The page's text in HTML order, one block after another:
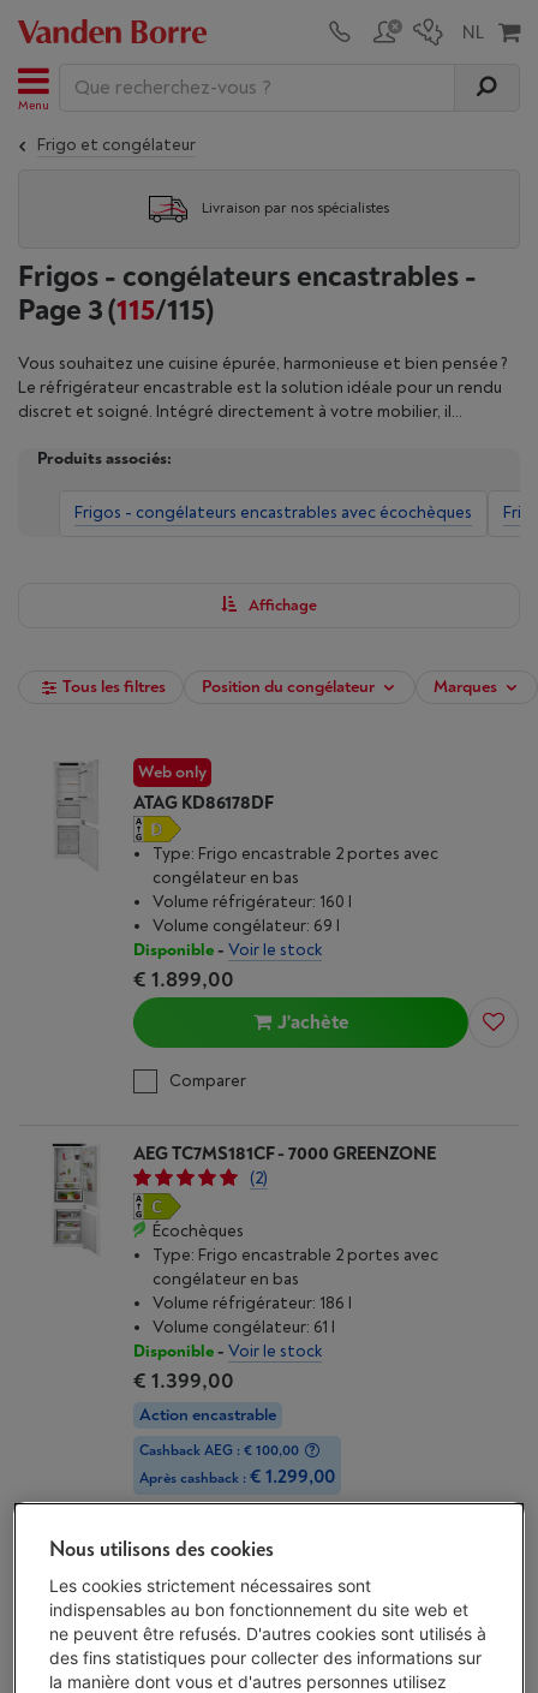
Menu
Frigo et congélateur
Livraison par nos spécialistes
Frigos - congélateurs encastrables -
Page 3(115/115)
Vous souhaitez une cuisine épurée, harmonieuse et bien pensée ?
Le réfrigérateur encastrable est la solution idéale pour un rendu
discret et soigné. Intégré directement à votre mobilier, il
technologies innovantes, nos modèles offrent des fonctions
température ou encore le froid ventilé pour une meilleure
conservation. Certains appareils disposent aussi d’un éclairage
maintenant, votre frigo encastrable chez Vanden Borre.
Produits associés:
Frigos - congélateurs encastrables avec écochèques
Affichage
Tous les filtres Position du congélateur Marques
Web only
ATAG KD86178DF
Type: Frigo encastrable 2 portes avec
congélateur en bas
Volume réfrigérateur: 160 l
Volume congélateur: 69 l
Disponible- Voir le stock
€ 1.899,00
J'achète
Comparer
AEG TC7MS181CF - 7000 GREENZONE
(2)
Écochèques
Type: Frigo encastrable 2 portes avec
congélateur en bas
Volume réfrigérateur: 186 l
Volume congélateur: 61 l
Disponible- Voir le stock
€ 1.399,00
Action encastrable
Cashback AEG : € 100,00
Après cashback : € 1.299,00
Comparer
LIEBHERR IRBC 4521 PLUS
Nous utilisons des cookies
Les cookies strictement nécessaires sont
indispensables au bon fonctionnement du site web et
ne peuvent être refusés. D'autres cookies sont utilisés à
des fins statistiques pour collecter des informations sur
la manière dont vous et d'autres personnes utilisez